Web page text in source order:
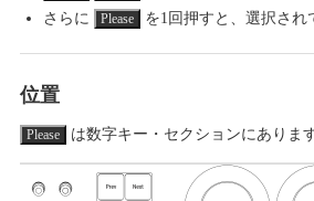
さらに
Please を1回押すと、選択され
位置
Please は数字キー・セクションにあります